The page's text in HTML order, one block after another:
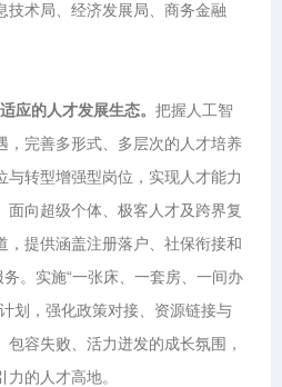
技术局、经济发展局、商务金融
应的人才发展生态。 把握人工智
，完善多形式、多层次的人才培养
与转型增强型岗位，实现人才能力
面向超级个体、极客人才及跨界复
，提供涵盖注册落户、社保衔接和
。实施“一张床、一套房、一间办
划，强化政策对接、资源链接与
容失败、活力迸发的成长氛围，
的人才高地。